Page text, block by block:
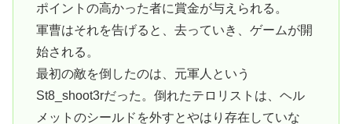
ポイントの高かった者に賞金が与えられる。
軍曹はそれを告げると、去っていき、ゲームが開
始される。
最初の敵を倒したのは、元軍人という
St8_shoot3rだった。倒れたテロリストは、ヘル
メットのシールドを外すとやはり存在していな